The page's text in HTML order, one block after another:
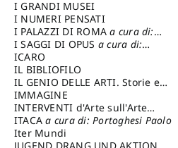
dell'Artea cura di: Gallo Marco
I GRANDI MUSEI
I NUMERI PENSATI
I PALAZZI DI ROMAa cura di:
Ippoliti Alessandro
I SAGGI DI OPUS a cura di:
Scalesse Tommaso
ICARO
IL BIBLIOFILO
IL GENIO DELLE ARTI. Storie e
interpretazione
IMMAGINE
INTERVENTI d'Arte sull'Arte
dedicata alla cultura della
conservazione d’arte
ITACAa cura di: Portoghesi Paolo
Iter Mundi